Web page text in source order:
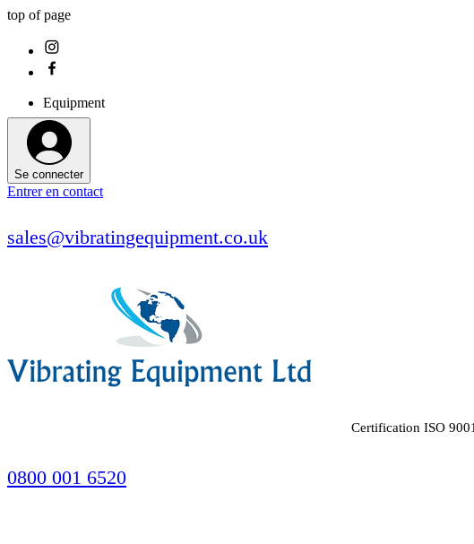
top of page
Equipment
Se connecter
Entrer en contact
sales@vibratingequipment.co.uk
Certification ISO
0800 001 6520